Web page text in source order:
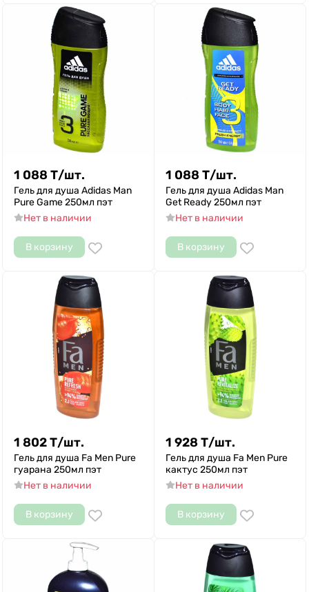
1 088 Т/шт.
Гель для душа Adidas Man
Pure Game 250мл пэт
Нет в наличии
В корзину
1 088 Т/шт.
Гель для душа Adidas Man
Get Ready 250мл пэт
Нет в наличии
В корзину
1 802Т/шт.
Гель для душа Fa Men Pure
гуарана 250мл пэт
Нет в наличии
В корзину
1 928 Т/шт.
Гель для душа Fa Men Pure
кактус 250мл пэт
Нет в наличии
В корзину